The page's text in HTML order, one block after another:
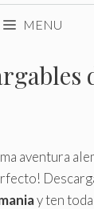
MENU
aventura
y ten